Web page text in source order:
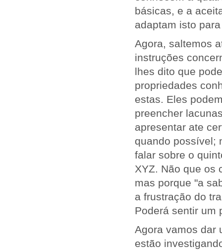
básicas, e a
adaptam isto
Agora, saltemos
instruções
lhes dito que
propriedades
estas. Eles
preencher
apresentar ate
quando possível;
falar sobre o
XYZ. Não que os
mas porque "a
a frustração do
Poderá sentir um
Agora vamos dar
estão